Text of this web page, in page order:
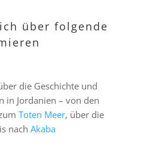
über folgende
die Geschichte und
in Jordanien – von den
Toten Meer, über die
nach Akaba